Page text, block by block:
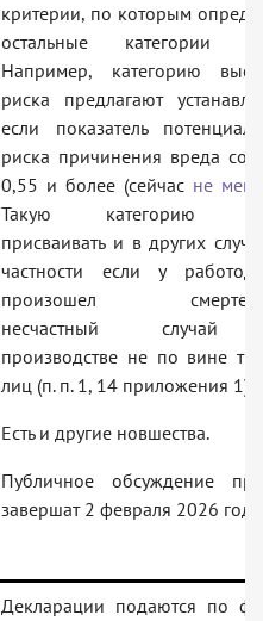
критерии, по которым
остальные категории
Например, категорию
риска предлагают
если показатель
риска причинения вреда
0,55 и более (сейчас не
Такую категорию
присваивать и в других
частности если у
произошел
несчастный
производстве не по вине
лиц (п. п. 1, 14 приложения 1).
Есть и другие новшества.
Публичное обсуждение
завершат 2 февраля 2026
Декларации подаются по